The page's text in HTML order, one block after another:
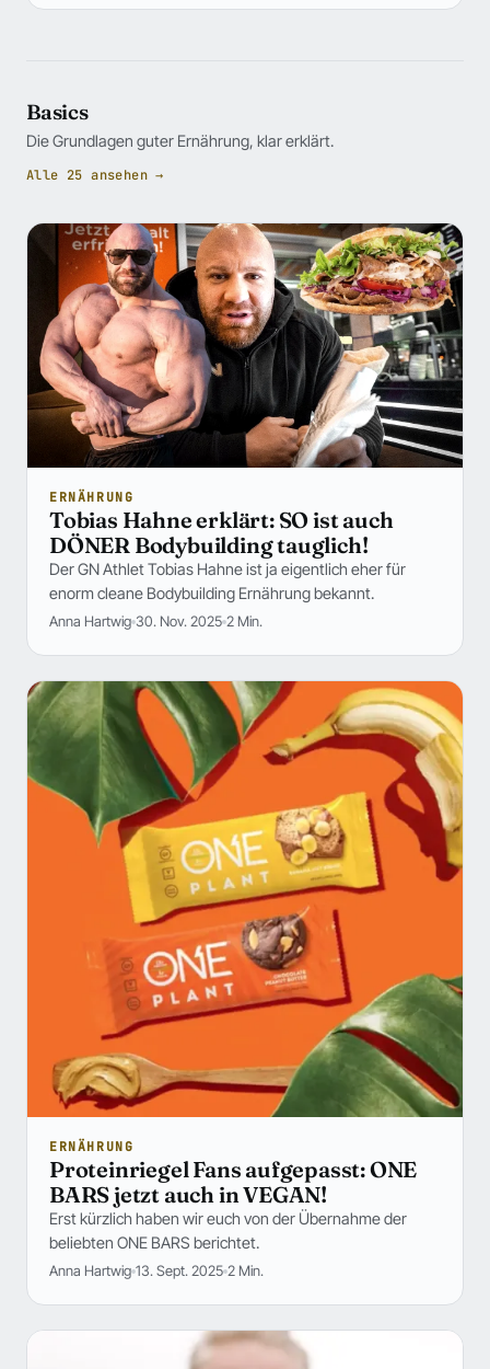
Basics
Die Grundlagen guter Ernährung, klar erklärt.
Alle 25 ansehen →
ERNÄHRUNG
Tobias Hahne erklärt: SO ist auch
DÖNER Bodybuilding tauglich!
Der GN Athlet Tobias Hahne ist ja eigentlich eher für
enorm cleane Bodybuilding Ernährung bekannt.
Anna Hartwig 30. Nov. 2025 2 Min.
ERNÄHRUNG
Proteinriegel Fans aufgepasst: ONE
BARS jetzt auch in VEGAN!
Erst kürzlich haben wir euch von der Übernahme der
beliebten ONE BARS berichtet.
Anna Hartwig 13. Sept. 2025 2 Min.